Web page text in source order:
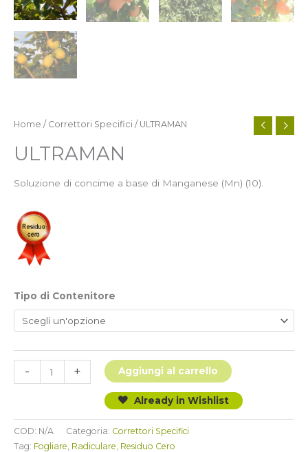
Home / Correttori Specifici / ULTRAMAN
ULTRAMAN
Soluzione di concime a base di Manganese (Mn) (10).
Tipo di Contenitore
-
ULTRAMAN
quantità
+ Aggiungi al carrello
Already in Wishlist
COD: N/A Categoria: Correttori Specifici
Tag: Fogliare Radiculare Residuo Cero